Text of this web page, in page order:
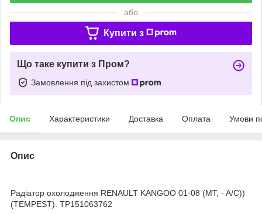
або
Купити з
Що таке купити з Пром?
Замовлення під захистом
Опис Характеристики Доставка Оплата Умови
Опис
Радіатор охолодження RENAULT KANGOO 01-08 (MT, - A/C))
(TEMPEST). TP151063762